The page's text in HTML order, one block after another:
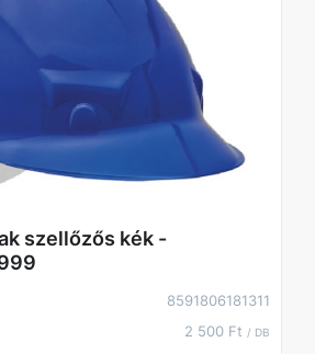
szellőzős kék -
8591806181311
2 500 Ft / DB